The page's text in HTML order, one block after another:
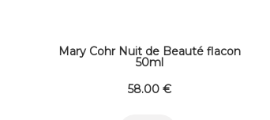
Mary Cohr Nuit de Beauté flacon
50ml
58.00 €